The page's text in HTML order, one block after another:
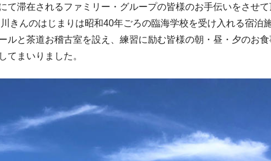
て滞在されるファミリー・グループの皆様のお手伝いをさせ
きんのはじまりは昭和40年ごろの臨海学校を受け入れる宿泊
ルと茶道お稽古室を設え、練習に励む皆様の朝・昼・夕のお
てまいりました。